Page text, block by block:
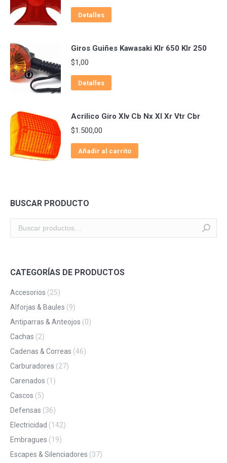
Detalles
Giros Guiñes Kawasaki Klr 650 Klr 250
$1,00
Detalles
Acrilico Giro Xlv Cb Nx Xl Xr Vtr Cbr
$1.500,00
Añadir al carrito
BUSCAR PRODUCTO
CATEGORÍAS DE PRODUCTOS
Accesorios (25)
Alforjas & Baules (9)
Antiparras & Anteojos (0)
Cachas (2)
Cadenas & Correas (46)
Carburadores (27)
Carenados (1)
Cascos (5)
Defensas (36)
Electricidad (142)
Embragues (19)
Escapes & Silenciadores (37)